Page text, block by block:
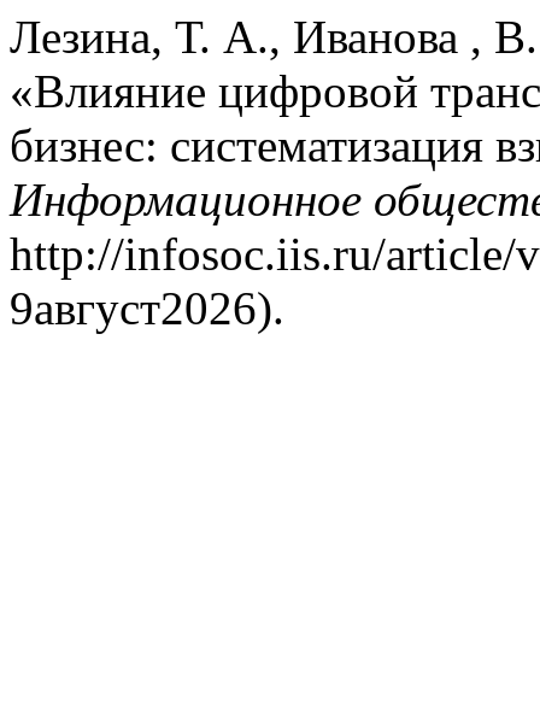
Лезина, Т. А., Иванова ,
«Влияние цифровой
бизнес: систематизация
Информационное
http://infosoc.iis.ru/article/
9август2026).